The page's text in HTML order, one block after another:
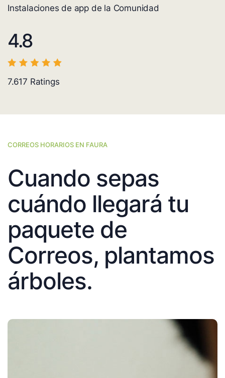
Instalaciones de app de la Comunidad
4.8
7.617 Ratings
CORREOS HORARIOS EN FAURA
Cuando sepas
cuándo llegará tu
paquete de
Correos, plantamos
árboles.